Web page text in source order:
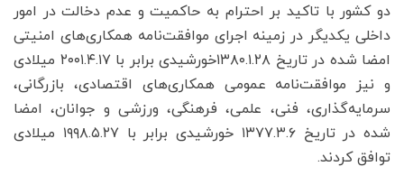
دو کشور با تاکید بر احترام به حاکمیت و عدم دخالت در امور
داخلی یکدیگر در زمینه اجرای موافقت‌نامه همکاری‌های امنیتی
امضا شده در تاریخ ۱۳۸۰.۱.۲۸خورشیدی برابر با ۲۰۰۱.۴.۱۷ میلادی
و نیز موافقت‌نامه عمومی همکاری‌های اقتصادی، بازرگانی،
سرمایه‌گذاری، فنی، علمی، فرهنگی، ورزشی و جوانان، امضا
شده در تاریخ ۱۳۷۷.۳.۶ خورشیدی برابر با ۱۹۹۸.۵.۲۷ میلادی
توافق کردند.